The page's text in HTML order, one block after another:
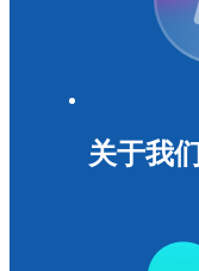
关于我们